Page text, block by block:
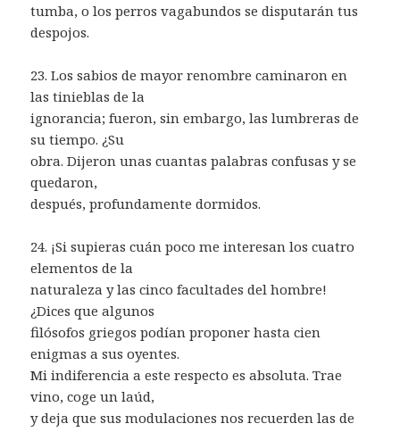
tumba, o los perros vagabundos se disputarán tus
despojos.
23. Los sabios de mayor renombre caminaron en
las tinieblas de la
ignorancia; fueron, sin embargo, las lumbreras de
su tiempo. ¿Su
obra. Dijeron unas cuantas palabras confusas y se
quedaron,
después, profundamente dormidos.
24. ¡Si supieras cuán poco me interesan los cuatro
elementos de la
naturaleza y las cinco facultades del hombre!
¿Dices que algunos
filósofos griegos podían proponer hasta cien
enigmas a sus oyentes.
Mi indiferencia a este respecto es absoluta. Trae
vino, coge un laúd,
y deja que sus modulaciones nos recuerden las de